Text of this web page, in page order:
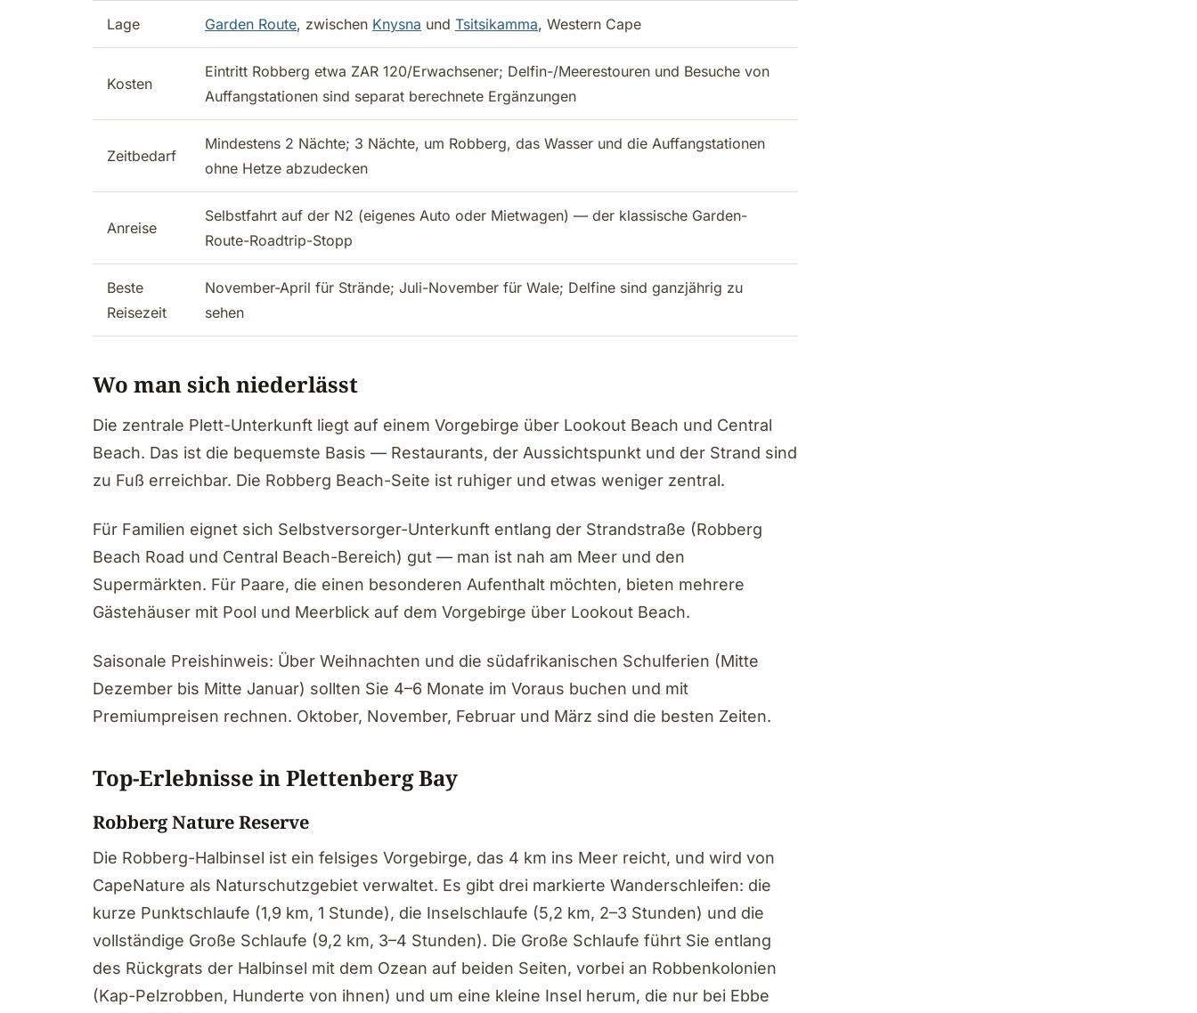
Lage Garden Route, zwischen Knysna und Tsitsikamma, Western Cape
Kosten
Eintritt Robberg etwa ZAR 120/Erwachsener; Delfin-/Meerestouren und Besuche von
Auffangstationen sind separat berechnete Ergänzungen
Zeitbedarf
Mindestens 2 Nächte; 3 Nächte, um Robberg, das Wasser und die Auffangstationen
ohne Hetze abzudecken
Anreise
Selbstfahrt auf der N2 (eigenes Auto oder Mietwagen) — der klassische Garden-
Route-Roadtrip-Stopp
Beste
Reisezeit
November-April für Strände; Juli-November für Wale; Delfine sind ganzjährig zu
sehen
Wo man sich niederlässt
Die zentrale Plett-Unterkunft liegt auf einem Vorgebirge über Lookout Beach und Central
Beach. Das ist die bequemste Basis — Restaurants, der Aussichtspunkt und der Strand sind
zu Fuß erreichbar. Die Robberg Beach-Seite ist ruhiger und etwas weniger zentral.
Für Familien eignet sich Selbstversorger-Unterkunft entlang der Strandstraße (Robberg
Beach Road und Central Beach-Bereich) gut — man ist nah am Meer und den
Supermärkten. Für Paare, die einen besonderen Aufenthalt möchten, bieten mehrere
Gästehäuser mit Pool und Meerblick auf dem Vorgebirge über Lookout Beach.
Saisonale Preishinweis: Über Weihnachten und die südafrikanischen Schulferien (Mitte
Dezember bis Mitte Januar) sollten Sie 4–6 Monate im Voraus buchen und mit
Premiumpreisen rechnen. Oktober, November, Februar und März sind die besten Zeiten.
Top-Erlebnisse in Plettenberg Bay
Robberg Nature Reserve
Die Robberg-Halbinsel ist ein felsiges Vorgebirge, das 4 km ins Meer reicht, und wird von
CapeNature als Naturschutzgebiet verwaltet. Es gibt drei markierte Wanderschleifen: die
kurze Punktschlaufe (1,9 km, 1 Stunde), die Inselschlaufe (5,2 km, 2–3 Stunden) und die
vollständige Große Schlaufe (9,2 km, 3–4 Stunden). Die Große Schlaufe führt Sie entlang
des Rückgrats der Halbinsel mit dem Ozean auf beiden Seiten, vorbei an Robbenkolonien
(Kap-Pelzrobben, Hunderte von ihnen) und um eine kleine Insel herum, die nur bei Ebbe